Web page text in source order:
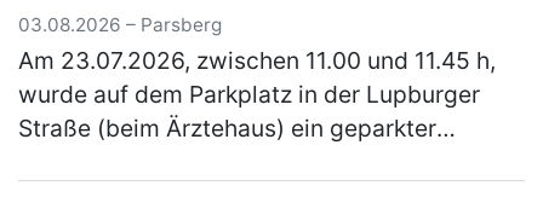
03.08.2026 – Parsberg
Am 23.07.2026, zwischen 11.00 und 11.45 h,
wurde auf dem Parkplatz in der Lupburger
Straße (beim Ärztehaus) ein geparkter